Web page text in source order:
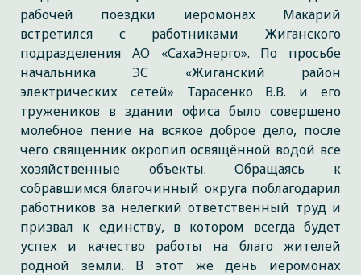
рабочей поездки иеромонах Макарий
встретился с работниками Жиганского
подразделения АО «СахаЭнерго». По просьбе
начальника ЭС «Жиганский район
электрических сетей» Тарасенко В.В. и его
тружеников в здании офиса было совершено
молебное пение на всякое доброе дело, после
чего священник окропил освящённой водой все
хозяйственные объекты. Обращаясь к
собравшимся благочинный округа поблагодарил
работников за нелегкий ответственный труд и
призвал к единству, в котором всегда будет
успех и качество работы на благо жителей
родной земли. В этот же день иеромонах